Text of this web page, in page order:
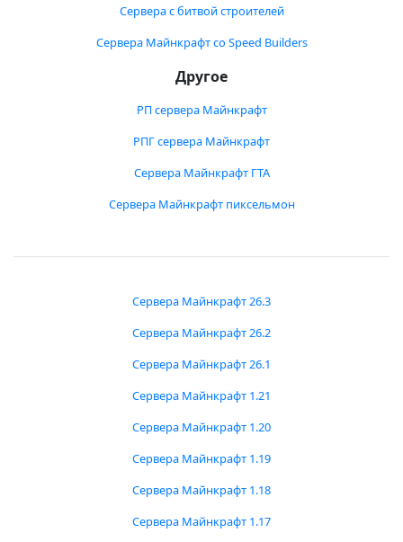
Сервера с битвой строителей
Сервера Майнкрафт со Speed Builders
Другое
РП сервера Майнкрафт
РПГ сервера Майнкрафт
Сервера Майнкрафт ГТА
Сервера Майнкрафт пиксельмон
Сервера Майнкрафт 26.3
Сервера Майнкрафт 26.2
Сервера Майнкрафт 26.1
Сервера Майнкрафт 1.21
Сервера Майнкрафт 1.20
Сервера Майнкрафт 1.19
Сервера Майнкрафт 1.18
Сервера Майнкрафт 1.17